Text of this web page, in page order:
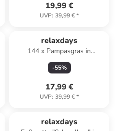
19,99 €
UVP: 39,99 €*
relaxdays
144 x Pampasgras in
Mehrfarbig - 41 cm
-55%
17,99 €
UVP: 39,99 €*
relaxdays